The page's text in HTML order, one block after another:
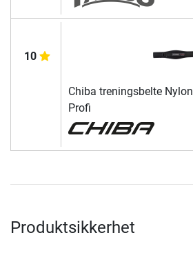
10
Chiba treningsbelte Nylon
Profi
Produktsikkerhet